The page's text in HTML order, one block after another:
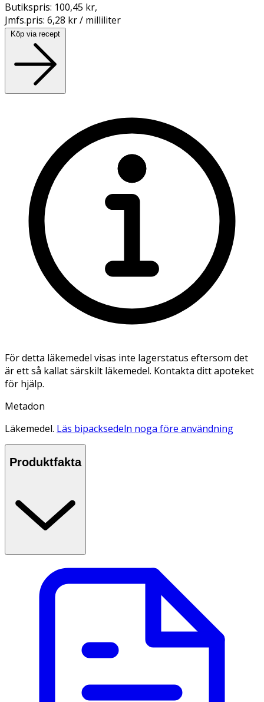
Butikspris: 100,45 kr,
Jmfs.pris: 6,28 kr / milliliter
Köp via recept
För detta läkemedel visas inte lagerstatus eftersom det
är ett så kallat särskilt läkemedel. Kontakta ditt apoteket
för hjälp.
Metadon
Läkemedel. Läs bipacksedeln noga före användning
Produktfakta